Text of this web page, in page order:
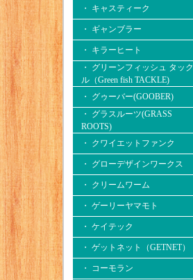
・ キャスティーク
・ ギャンブラー
・ キラーヒート
・ グリーンフィッシュ タック
ル（Green fish TACKLE)
・ グゥーバー(GOOBER)
・ グラスルーツ(GRASS
ROOTS)
・ クワイエットファンク
・ グローデザインワークス
・ クリームワーム
・ ゲーリーヤマモト
・ ケイテック
・ ゲットネット（GETNET）
・ コーモラン